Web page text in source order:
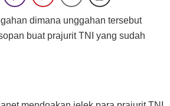
dimana unggahan tersebut
buat prajurit TNI yang sudah